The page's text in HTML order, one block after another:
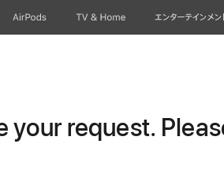
AirPods TV & Home エンターテインメン
request.